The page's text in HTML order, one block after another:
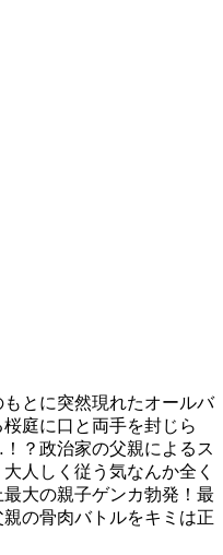
とに突然現れたオールバ
庭に口と両手を封じら
？政治家の父親によるス
人しく従う気なんか全く
大の親子ゲンカ勃発！最
の骨肉バトルをキミは正